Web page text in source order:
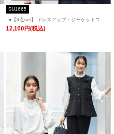
SU1665
●【3点set】 ドレスアップ・ジャケットコー
ト＆スリムテーパードパンツワイドネック・
12,100円(税込)